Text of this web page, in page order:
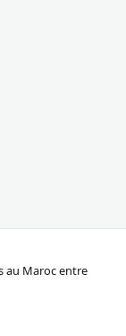
au Maroc entre